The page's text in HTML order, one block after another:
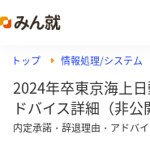
トップ 情報処理/システム
2024年卒東京海上
ドバイス詳細（非公
内定承諾・辞退理由・アドバ